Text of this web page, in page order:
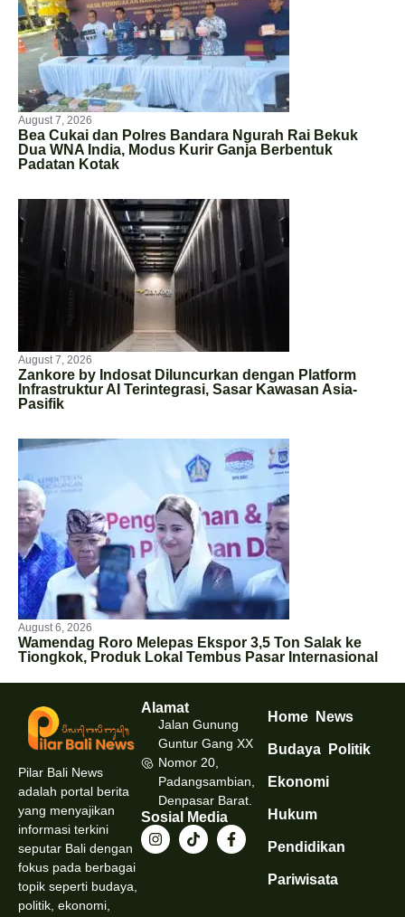
August 7, 2026
Bea Cukai dan Polres Bandara Ngurah Rai Bekuk
Dua WNA India, Modus Kurir Ganja Berbentuk
Padatan Kotak
August 7, 2026
Zankore by Indosat Diluncurkan dengan Platform
Infrastruktur AI Terintegrasi, Sasar Kawasan Asia-
Pasifik
August 6, 2026
Wamendag Roro Melepas Ekspor 3,5 Ton Salak ke
Tiongkok, Produk Lokal Tembus Pasar Internasional
Pilar Bali News
adalah portal berita
yang menyajikan
informasi terkini
seputar Bali dengan
fokus pada berbagai
topik seperti budaya,
politik, ekonomi,
Alamat
Jalan Gunung
Guntur Gang XX
Nomor 20,
Padangsambian,
Denpasar Barat.
Sosial Media
Home News
Budaya Politik
Ekonomi
Hukum
Pendidikan
Pariwisata